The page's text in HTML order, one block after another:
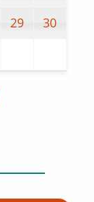
29
30